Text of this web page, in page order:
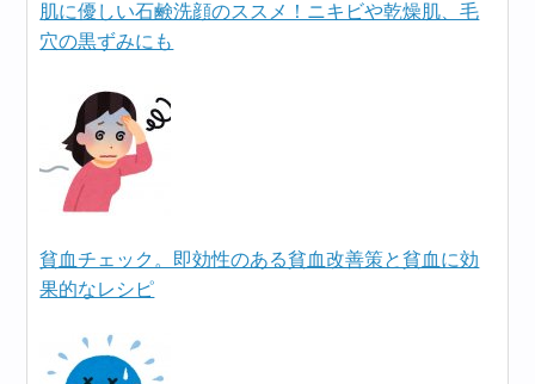
肌に優しい石鹸洗顔のススメ！ニキビや乾燥肌、毛
穴の黒ずみにも
貧血チェック。即効性のある貧血改善策と貧血に効
果的なレシピ